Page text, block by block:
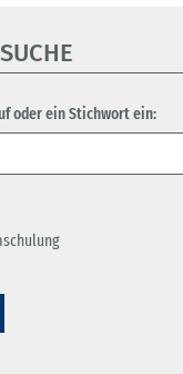
oder ein Stichwort ein: